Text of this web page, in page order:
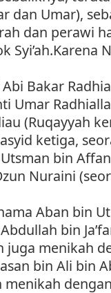
dan Umar),
dan perawi
Syi’ah.Karena
Bakar
Umar
(Ruqayyah
ketiga,
bin Affan
Nuraini
Aban bin
bin
juga menikah
bin Ali bin